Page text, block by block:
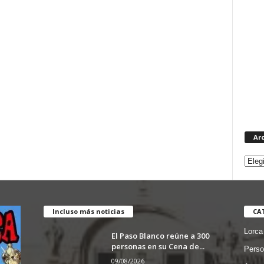
Incluso más noticias
El Paso Blanco reúne a 300
personas en su Cena de...
09/08/2026
Lorca